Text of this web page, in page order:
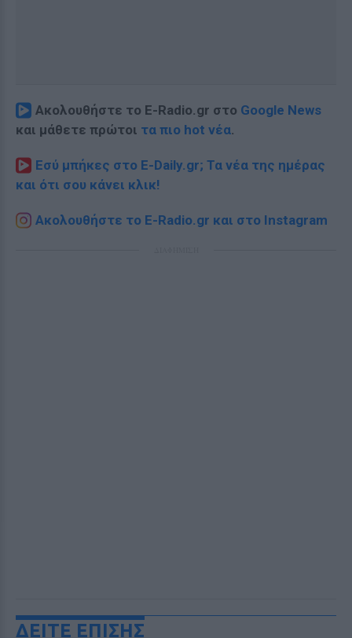
Ακολουθήστε το E-Radio.gr στο Google News
και μάθετε πρώτοι τα πιο hot νέα.
Εσύ μπήκες στο E-Daily.gr; Τα νέα της ημέρας
και ότι σου κάνει κλικ!
Ακολουθήστε το E-Radio.gr και στο Instagram
ΔΕΙΤΕ ΕΠΙΣΗΣ